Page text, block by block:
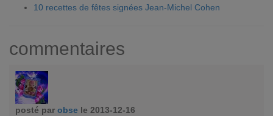
10 recettes de fêtes signées Jean-Michel Cohen
commentaires
posté par obse le 2013-12-16